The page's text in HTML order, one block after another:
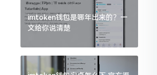
imtoken钱包是哪年出来的？一
文给你说清楚